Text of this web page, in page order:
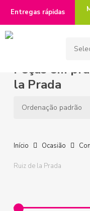
main
content
Entregas rápidas
Peças em
la Prada
Início Ocasião
Ruiz de la Prada